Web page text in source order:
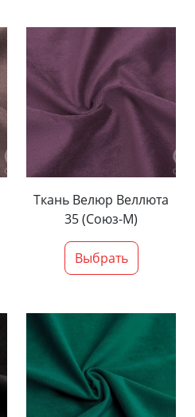
Ткань Велюр Веллюта
35 (Союз-М)
Выбрать